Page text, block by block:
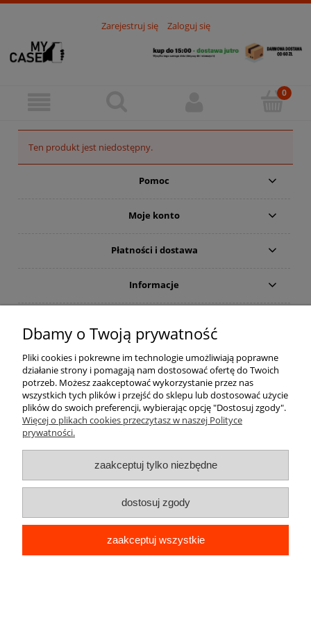
Zarejestruj się Zaloguj się
Ten produkt jest niedostępny.
Pomoc
Moje konto
Płatności i dostawa
Informacje
Sklep internetowy Shoper Premium
Dbamy o Twoją prywatność
Pliki cookies i pokrewne im technologie umożliwiają poprawne
działanie strony i pomagają nam dostosować ofertę do Twoich
potrzeb. Możesz zaakceptować wykorzystanie przez nas
wszystkich tych plików i przejść do sklepu lub dostosować użycie
plików do swoich preferencji, wybierając opcję "Dostosuj zgody".
Więcej o plikach cookies przeczytasz w naszej Polityce
prywatności.
zaakceptuj tylko niezbędne
dostosuj zgody
zaakceptuj wszystkie